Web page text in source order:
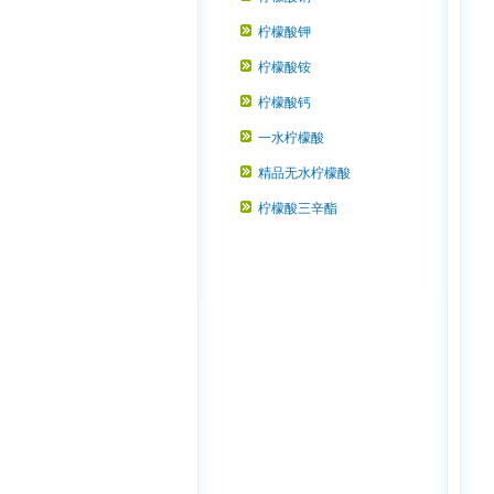
柠檬酸钾
柠檬酸铵
柠檬酸钙
一水柠檬酸
精品无水柠檬酸
柠檬酸三辛酯